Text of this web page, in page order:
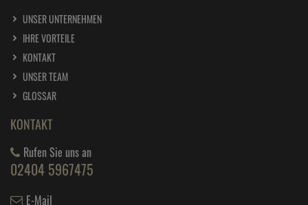
UNSER UNTERNEHMEN
IHRE VORTEILE
KONTAKT
UNSER TEAM
GLOSSAR
KONTAKT
Rufen Sie uns an
02404 5967475
E-Mail